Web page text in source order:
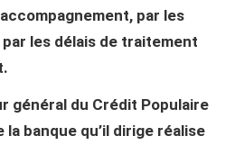
par les
les délais de traitement
général du Crédit Populaire
la banque qu’il dirige réalise